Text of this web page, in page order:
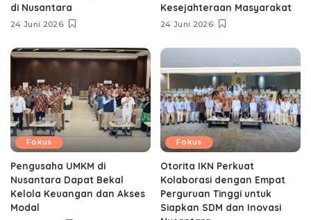
di Nusantara
24 Juni 2026
Kesejahteraan Masyarakat
24 Juni 2026
Fokus
Pengusaha UMKM di
Nusantara Dapat Bekal
Kelola Keuangan dan Akses
Modal
Fokus
Otorita IKN Perkuat
Kolaborasi dengan Empat
Perguruan Tinggi untuk
Siapkan SDM dan Inovasi